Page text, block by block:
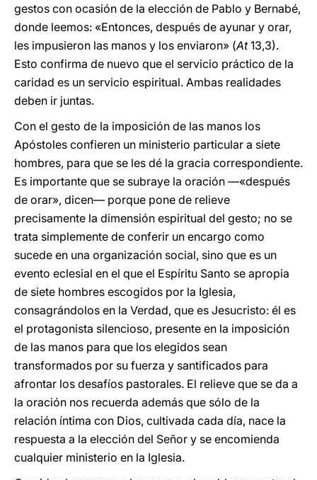
gestos con ocasión de la elección de Pablo y Bernabé,
donde leemos: «Entonces, después de ayunar y orar,
les impusieron las manos y los enviaron» (At13,3).
Esto confirma de nuevo que el servicio práctico de la
caridad es un servicio espiritual. Ambas realidades
deben ir juntas.
Con el gesto de la imposición de las manos los
Apóstoles confieren un ministerio particular a siete
hombres, para que se les dé la gracia correspondiente.
Es importante que se subraye la oración —«después
de orar», dicen— porque pone de relieve
precisamente la dimensión espiritual del gesto; no se
trata simplemente de conferir un encargo como
sucede en una organización social, sino que es un
evento eclesial en el que el Espíritu Santo se apropia
de siete hombres escogidos por la Iglesia,
consagrándolos en la Verdad, que es Jesucristo: él es
el protagonista silencioso, presente en la imposición
de las manos para que los elegidos sean
transformados por su fuerza y santificados para
afrontar los desafíos pastorales. El relieve que se da a
la oración nos recuerda además que sólo de la
relación íntima con Dios, cultivada cada día, nace la
respuesta a la elección del Señor y se encomienda
cualquier ministerio en la Iglesia.